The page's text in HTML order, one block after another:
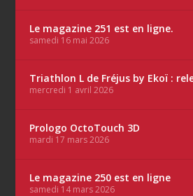
Le magazine 251 est en ligne.
samedi 16 mai 2026
Triathlon L de Fréjus by Ekoï :
mercredi 1 avril 2026
Prologo OctoTouch 3D
mardi 17 mars 2026
Le magazine 250 est en ligne
samedi 14 mars 2026